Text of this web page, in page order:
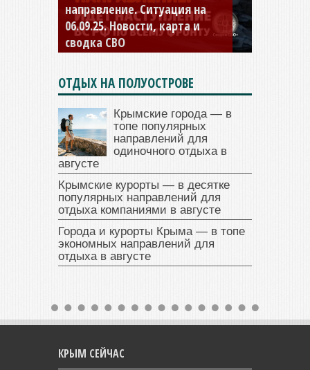
направление. Ситуация на
04.09.25 Новости, карта и
сводка СВО
ОТДЫХ НА ПОЛУОСТРОВЕ
Крымские города — в
топе популярных
направлений для
одиночного отдыха в
августе
Крымские курорты — в десятке
популярных направлений для
отдыха компаниями в августе
Города и курорты Крыма — в топе
экономных направлений для
отдыха в августе
КРЫМ СЕЙЧАС